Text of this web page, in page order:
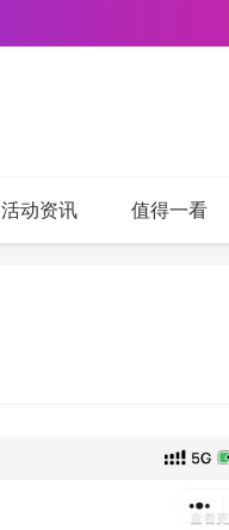
活动资讯 值得一看